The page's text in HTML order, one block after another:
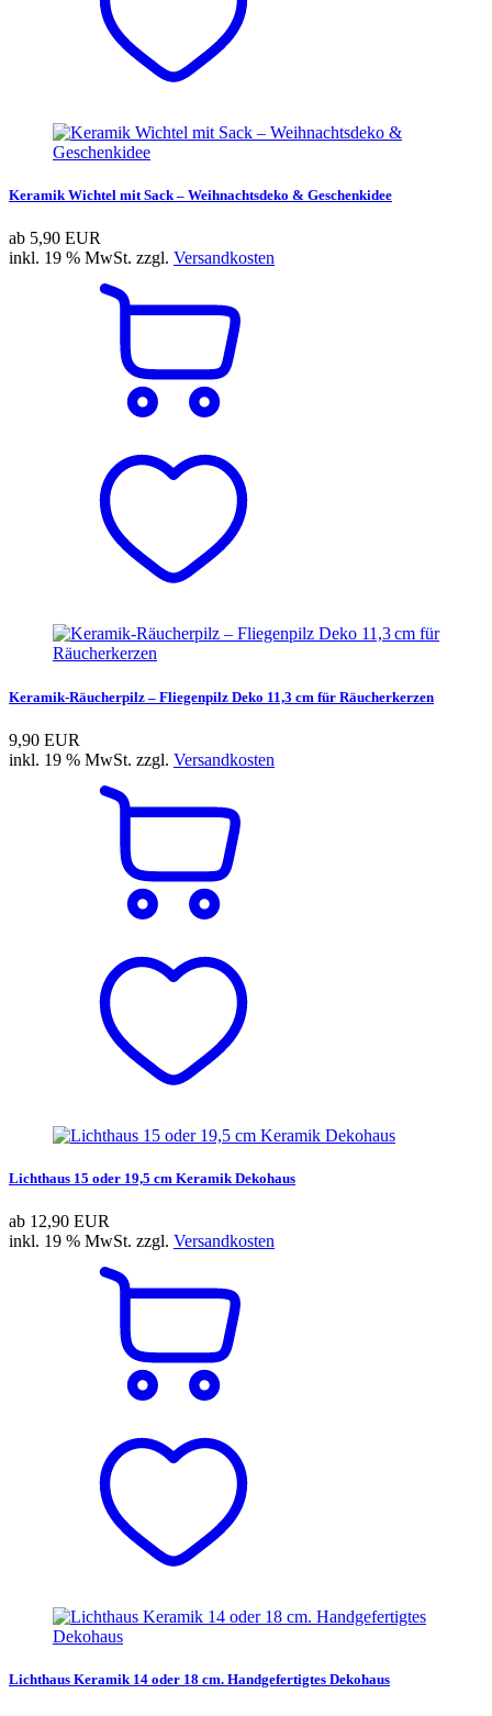
Keramik Wichtel mit Sack – Weihnachtsdeko & Geschenkidee
ab 5,90 EUR
inkl. 19 % MwSt. zzgl. Versandkosten
Keramik-Räucherpilz – Fliegenpilz Deko 11,3 cm für Räucherkerzen
9,90 EUR
inkl. 19 % MwSt. zzgl. Versandkosten
Lichthaus 15 oder 19,5 cm Keramik Dekohaus
ab 12,90 EUR
inkl. 19 % MwSt. zzgl. Versandkosten
Lichthaus Keramik 14 oder 18 cm. Handgefertigtes Dekohaus